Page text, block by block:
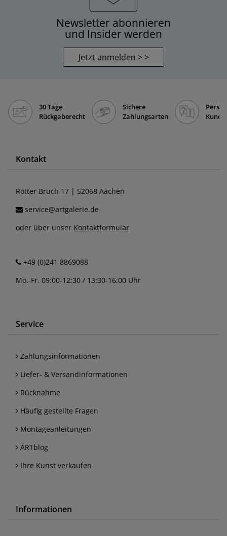
Newsletter abonnieren
und Insider werden
Jetzt anmelden > >
30 Tage
Rückgaberecht
Sichere
Zahlungsarten
Kontakt
Rotter Bruch 17 | 52068 Aachen
service@artgalerie.de
oder über unser Kontaktformular
+49 (0)241 8869088
Mo.-Fr. 09:00-12:30 / 13:30-16:00 Uhr
Service
Zahlungsinformationen
Liefer- & Versandinformationen
Rücknahme
Häufig gestellte Fragen
Montageanleitungen
ARTblog
Ihre Kunst verkaufen
Informationen